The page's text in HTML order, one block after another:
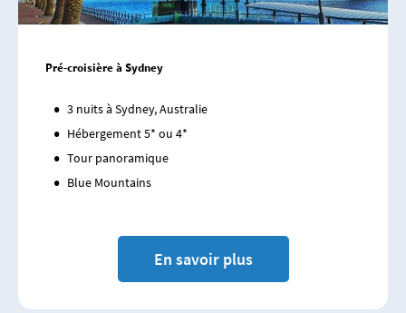
Pré-croisière à Sydney
3 nuits à Sydney, Australie
Hébergement 5* ou 4*
Tour panoramique
Blue Mountains
En savoir plus